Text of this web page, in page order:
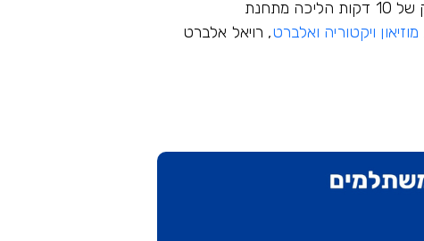
כל הדירות של אה הום טו רנט סאות' קנזינגטון נמצאות במרחק של 10 דקות הליכה מתחנת
מוזיאון ויקטוריה ואלברט, רויאל אלברט